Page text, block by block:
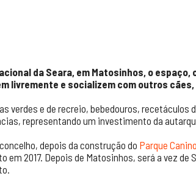
da Seara, em Matosinhos, o espaço,
livremente e socializem com outros cães,
verdes e de recreio, bebedouros, recetáculos
representando um investimento da
depois da construção do Parque
em 2017. Depois de Matosinhos, será a vez de